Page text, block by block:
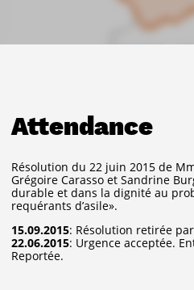
Attendance
Résolution du 22 juin 2015 de
Grégoire Carasso et Sandrine
durable et dans la dignité au
requérants d’asile».
15.09.2015: Résolution retirée
22.06.2015: Urgence acceptée.
Reportée.